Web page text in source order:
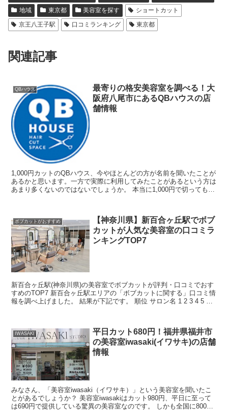
地域
東京都 美容室を探す
ショートカット
京王八王子駅
口コミランキング 東京都
関連記事
QBハウス
最寄りの格安美容室を調べる！大
阪府八尾市にあるQBハウスの店
舗情報
1,000円カットのQBハウス、今やほとんどの方が名前を聞いたことが
あるかと思います。一方で実際に利用してみたことがあるという方は
あまり多くないのではないでしょうか。 本当に1,000円で切ってもら
ボブカットがおすすめ
【神奈川県】新百合ヶ丘駅でボブ
カットが人気な美容室の口コミラ
ンキングTOP7
新百合ヶ丘駅(神奈川県)の美容室でボブカットが評判・口コミでおす
すめのTOP7 新百合ヶ丘駅エリアの「ボブカットに関する」口コミ情
報を調べ上げました。 結果が下記です。 順位 サロン名 1 2 3 4 5 総
IWASAKI
平日カット680円！福井県福井市
の美容室iwasaki(イワサキ)の店舗
情報
みなさん、「美容室iwasaki（イワサキ）」という美容室を聞いたこ
とがあるでしょうか？ 美容室iwasakiはカット980円、平日に至って
は690円で提供している驚異の美容室なのです。 しかも全国に800店